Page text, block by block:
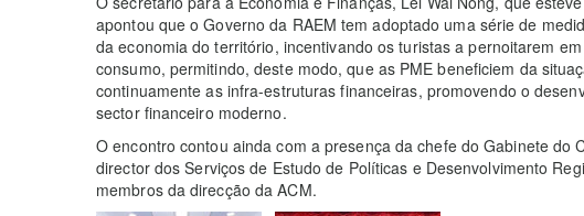
apontou que o Governo da RAEM tem adoptado uma série de
da economia do território, incentivando os turistas a pernoitarem
consumo, permitindo, deste modo, que as PME beneficiem da
continuamente as infra-estruturas financeiras, promovendo o
sector financeiro moderno.
O encontro contou ainda com a presença da chefe do Gabinete do
director dos Serviços de Estudo de Políticas e Desenvolvimento
membros da direcção da ACM.